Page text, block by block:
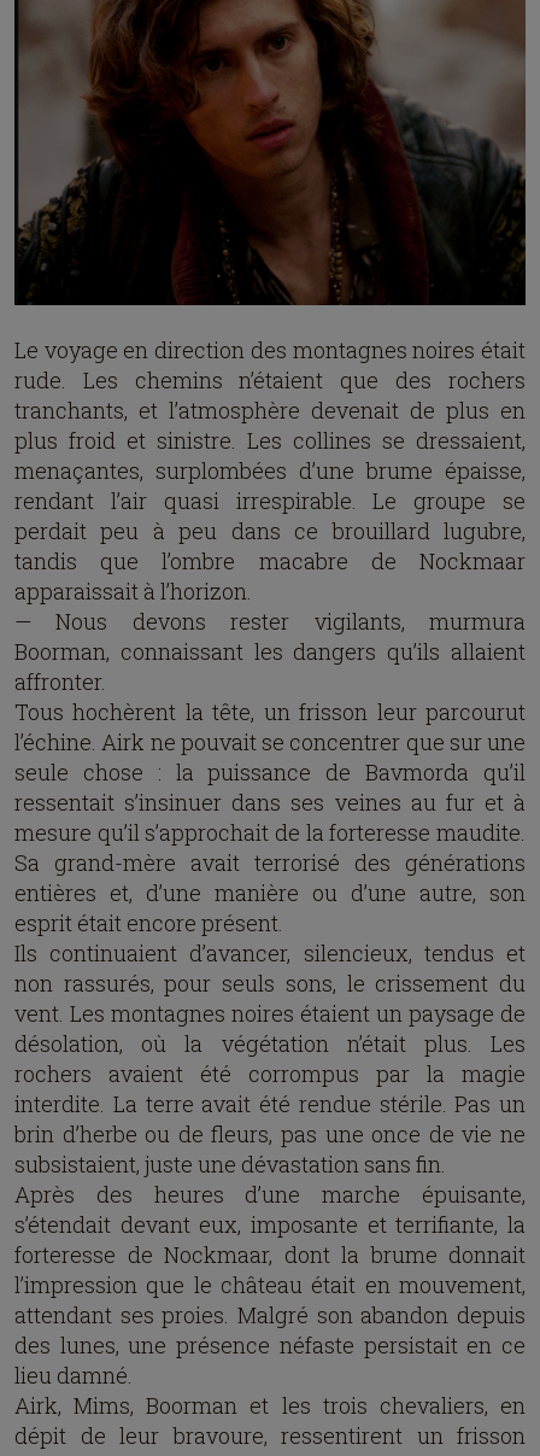
Le voyage en direction des montagnes noires était
rude. Les chemins n’étaient que des rochers
tranchants, et l’atmosphère devenait de plus en
plus froid et sinistre. Les collines se dressaient,
menaçantes, surplombées d’une brume épaisse,
rendant l’air quasi irrespirable. Le groupe se
perdait peu à peu dans ce brouillard lugubre,
tandis que l’ombre macabre de Nockmaar
apparaissait à l’horizon.
— Nous devons rester vigilants, murmura
Boorman, connaissant les dangers qu’ils allaient
affronter.
Tous hochèrent la tête, un frisson leur parcourut
l’échine. Airk ne pouvait se concentrer que sur une
seule chose : la puissance de Bavmorda qu’il
ressentait s’insinuer dans ses veines au fur et à
mesure qu’il s’approchait de la forteresse maudite.
Sa grand-mère avait terrorisé des générations
entières et, d’une manière ou d’une autre, son
esprit était encore présent.
Ils continuaient d’avancer, silencieux, tendus et
non rassurés, pour seuls sons, le crissement du
vent. Les montagnes noires étaient un paysage de
désolation, où la végétation n’était plus. Les
rochers avaient été corrompus par la magie
interdite. La terre avait été rendue stérile. Pas un
brin d’herbe ou de fleurs, pas une once de vie ne
subsistaient, juste une dévastation sans fin.
Après des heures d’une marche épuisante,
s’étendait devant eux, imposante et terrifiante, la
forteresse de Nockmaar, dont la brume donnait
l’impression que le château était en mouvement,
attendant ses proies. Malgré son abandon depuis
des lunes, une présence néfaste persistait en ce
lieu damné.
Airk, Mims, Boorman et les trois chevaliers, en
dépit de leur bravoure, ressentirent un frisson